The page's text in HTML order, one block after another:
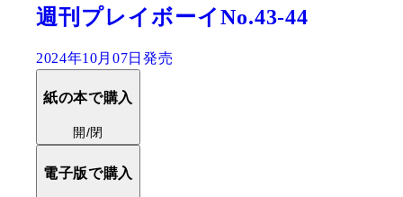
週刊プレイボーイNo.43-44
2024年10月07日発売
紙の本で購入
開/閉
電子版で購入